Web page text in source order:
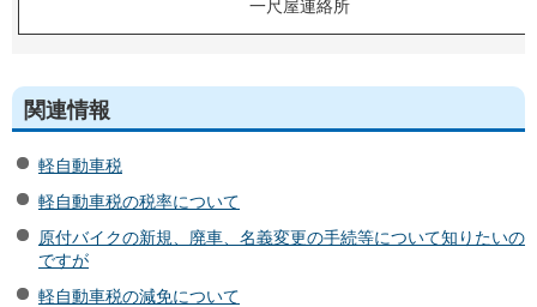
一尺屋連絡所
関連情報
軽自動車税
軽自動車税の税率について
原付バイクの新規、廃車、名義変更の手続等について知りたいの
ですが
軽自動車税の減免について